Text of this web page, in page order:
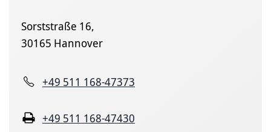
Sorststraße 16,
30165 Hannover
+49 511 168-47373
+49 511 168-47430